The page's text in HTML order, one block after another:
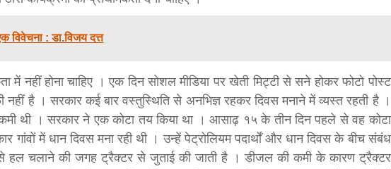
विवेचना : डा.विजय दत्त
में नहीं होना चाहिए । एक दिन सोशल मीडिया पर खेती मिट्टी से सने होकर फोटो पोस्ट
नहीं है । सरकार कई बार वस्तुस्थिति से अनभिज्ञ रहकर दिवस मनाने में व्यस्त रहती है ।
कमी थी । सरकार ने एक कोटा तय किया था । आसाढ़ १५ के तीन दिन पहले से वह कोटा
गांवों में धान दिवस मना रही थी । उन्हें पेट्रोलियम पदार्थों और धान दिवस के बीच संबंध
चलाने की जगह ट्रैक्टर से जुताई की जाती है । डीजल की कमी के कारण ट्रैक्टर